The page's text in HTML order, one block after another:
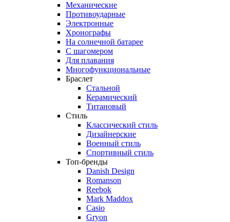
Механические
Противоударные
Электронные
Хронографы
На солнечной батарее
С шагомером
Для плавания
Многофункциональные
Браслет
Стальной
Керамический
Титановый
Стиль
Классический стиль
Дизайнерские
Военный стиль
Спортивный стиль
Топ-бренды
Danish Design
Romanson
Reebok
Mark Maddox
Casio
Gryon